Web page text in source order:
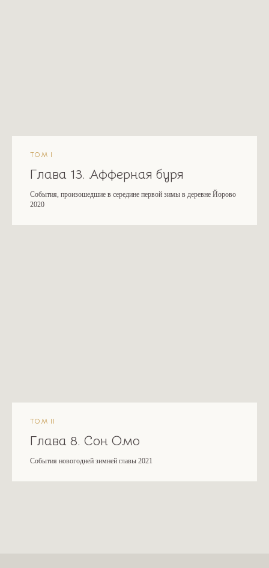
ТОМ I
Глава 13. Афферная буря
События, произошедшие в середине первой зимы в деревне Йорово
2020
ТОМ II
Глава 8. Сон Омо
События новогодней зимней главы 2021